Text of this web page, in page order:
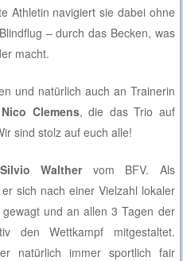
Athletin navigiert sie dabei ohne
– durch das Becken, was
macht.
und natürlich auch an Trainerin
Nico Clemens, die das Trio auf
sind stolz auf euch alle!
Silvio Walthervom BFV. Als
sich nach einer Vielzahl lokaler
und an allen 3 Tagen der
den Wettkampf mitgestaltet.
natürlich immer sportlich fair